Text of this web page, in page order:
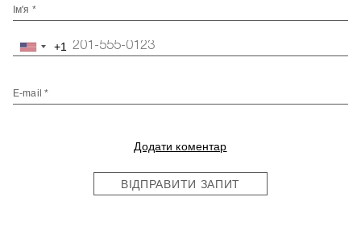
Ім'я *
United+1
E-mail *
Додати коментар
ВІДПРАВИТИ ЗАПИТ